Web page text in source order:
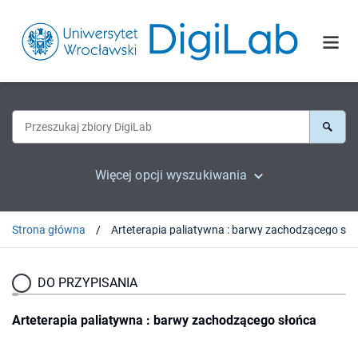
Więcej opcji wyszukiwania
Strona główna
DO PRZYPISANIA
Arteterapia paliatywna : barwy zachodzącego słońca